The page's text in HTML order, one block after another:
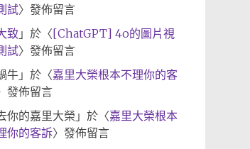
試〉發佈留言
致 」於〈[ChatGPT] 4o的圖片視
試〉發佈留言
牛」於〈嘉里大榮根本不理你的客
發佈留言
你的嘉里大榮 」於〈嘉里大榮根本
你的客訴〉發佈留言